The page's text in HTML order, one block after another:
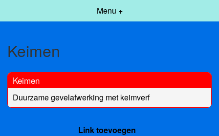
Menu +
Keimen
Keimen
Duurzame gevelafwerking met keimverf
Link toevoegen